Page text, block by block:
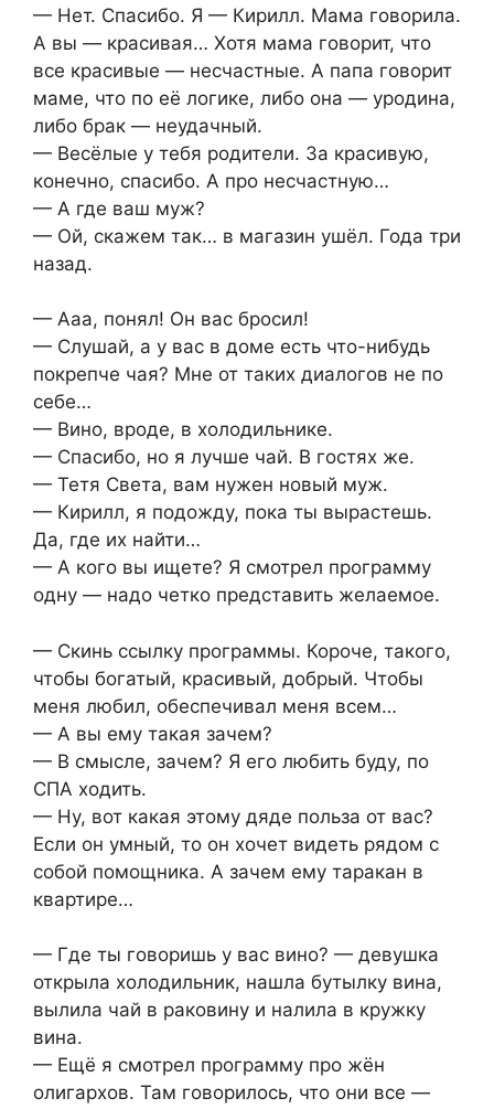
— Нет. Спасибо. Я — Кирилл. Мама говорила.
А вы — красивая… Хотя мама говорит, что
все красивые — несчастные. А папа говорит
маме, что по её логике, либо она — уродина,
либо брак — неудачный.
— Весёлые у тебя родители. За красивую,
конечно, спасибо. А про несчастную…
— А где ваш муж?
— Ой, скажем так… в магазин ушёл. Года три
назад.
— Ааа, понял! Он вас бросил!
— Слушай, а у вас в доме есть что-нибудь
покрепче чая? Мне от таких диалогов не по
себе…
— Вино, вроде, в холодильнике.
— Спасибо, но я лучше чай. В гостях же.
— Тетя Света, вам нужен новый муж.
— Кирилл, я подожду, пока ты вырастешь.
Да, где их найти…
— А кого вы ищете? Я смотрел программу
одну — надо четко представить желаемое.
— Скинь ссылку программы. Короче, такого,
чтобы богатый, красивый, добрый. Чтобы
меня любил, обеспечивал меня всем…
— А вы ему такая зачем?
— В смысле, зачем? Я его любить буду, по
СПА ходить.
— Ну, вот какая этому дяде польза от вас?
Если он умный, то он хочет видеть рядом с
собой помощника. А зачем ему таракан в
квартире…
— Где ты говоришь у вас вино? — девушка
открыла холодильник, нашла бутылку вина,
вылила чай в раковину и налила в кружку
вина.
— Ещё я смотрел программу про жён
олигархов. Там говорилось, что они все —